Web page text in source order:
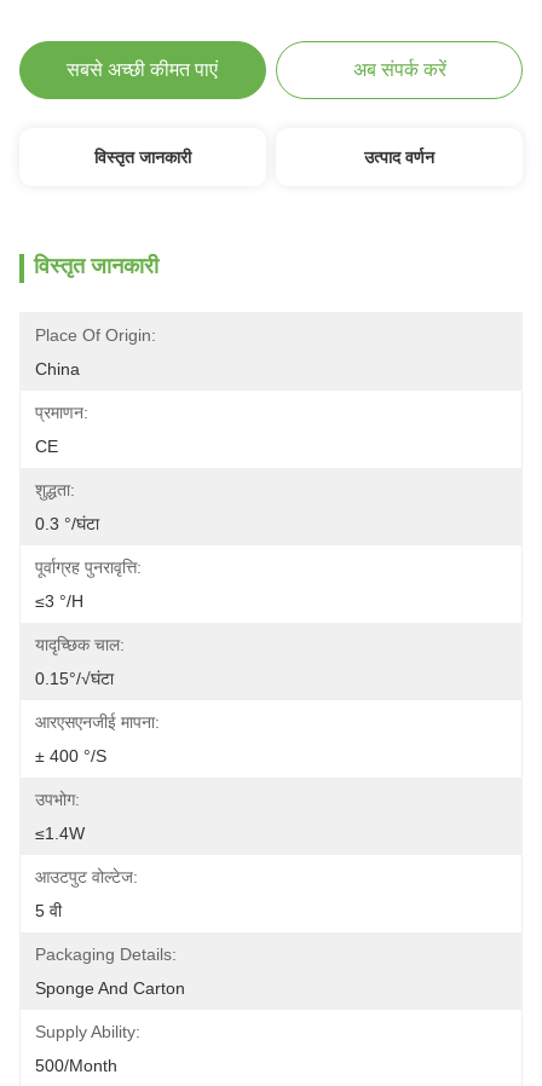
सबसे अच्छी कीमत पाएं अब संपर्क करें
विस्तृत जानकारी उत्पाद वर्णन
विस्तृत जानकारी
Place Of Origin:
China
प्रमाणन:
CE
शुद्धता:
0.3 °/घंटा
पूर्वाग्रह पुनरावृत्ति:
≤3 °/h
यादृच्छिक चाल:
0.15°/√घंटा
आरएसएनजीई मापना:
± 400 °/s
उपभोग:
≤1.4W
आउटपुट वोल्टेज:
5 वी
Packaging Details:
Sponge And Carton
Supply Ability:
500/month